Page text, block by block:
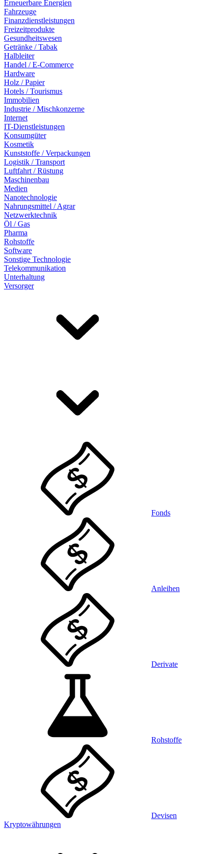
Erneuerbare Energien
Fahrzeuge
Finanzdienstleistungen
Freizeitprodukte
Gesundheitswesen
Getränke / Tabak
Halbleiter
Handel / E-Commerce
Hardware
Holz / Papier
Hotels / Tourismus
Immobilien
Industrie / Mischkonzerne
Internet
IT-Dienstleistungen
Konsumgüter
Kosmetik
Kunststoffe / Verpackungen
Logistik / Transport
Luftfahrt / Rüstung
Maschinenbau
Medien
Nanotechnologie
Nahrungsmittel / Agrar
Netzwerktechnik
Öl / Gas
Pharma
Rohstoffe
Software
Sonstige Technologie
Telekommunikation
Unterhaltung
Versorger
Fonds
Anleihen
Derivate
Rohstoffe
Devisen
Kryptowährungen